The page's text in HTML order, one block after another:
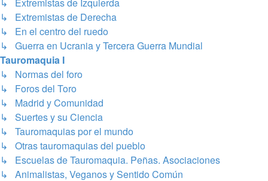
↳ Extremistas de Derecha
↳ En el centro del ruedo
↳ Guerra en Ucrania y Tercera Guerra Mundial
Tauromaquia I
↳ Normas del foro
↳ Foros del Toro
↳ Madrid y Comunidad
↳ Suertes y su Ciencia
↳ Tauromaquias por el mundo
↳ Otras tauromaquias del pueblo
↳ Escuelas de Tauromaquia. Peñas. Asociaciones
↳ Animalistas, Veganos y Sentido Común